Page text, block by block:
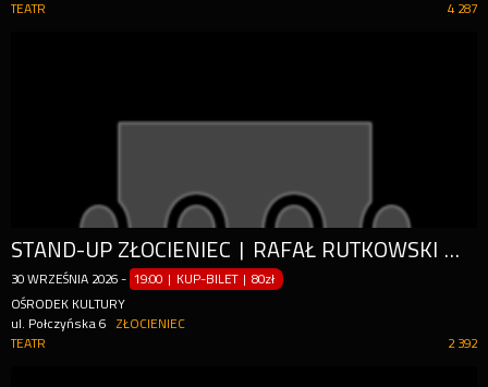
4 287
TEATR
STAND-UP ZŁOCIENIEC | RAFAŁ RUTKOWSKI W PROGRAMIE "WEHIKUŁ CZASU"
30 WRZEŚNIA 2026 - 19:00 | KUP-BILET |80zł
OŚRODEK KULTURY
ul. Połczyńska 6
ZŁOCIENIEC
2 392
TEATR